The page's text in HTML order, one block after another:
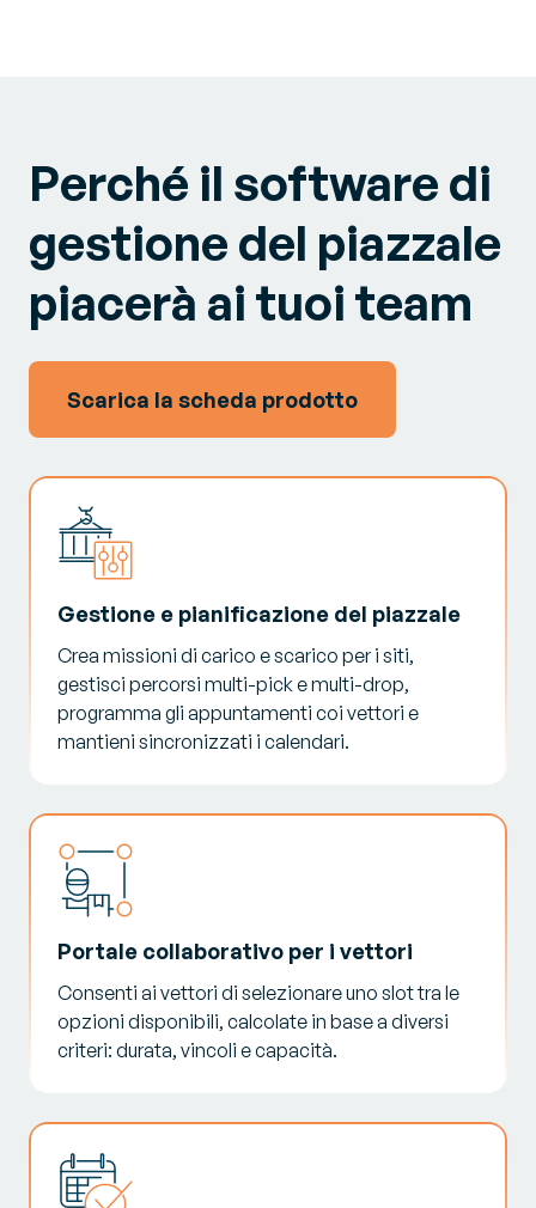
Perché il software di
gestione del piazzale
piacerà ai tuoi team
Scarica la scheda prodotto
Gestione e pianificazione del piazzale
Crea missioni di carico e scarico per i siti,
gestisci percorsi multi-pick e multi-drop,
programma gli appuntamenti coi vettori e
mantieni sincronizzati i calendari.
Portale collaborativo per i vettori
Consenti ai vettori di selezionare uno slot tra le
opzioni disponibili, calcolate in base a diversi
criteri: durata, vincoli e capacità.